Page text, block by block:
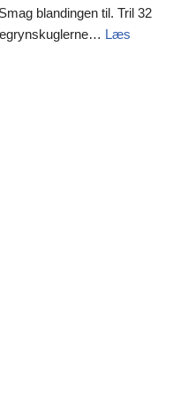
blandingen til. Tril 32
Læs